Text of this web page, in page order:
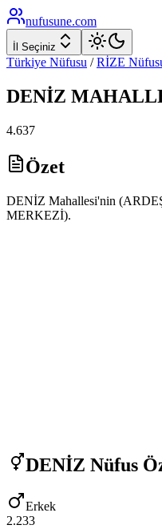
nufusune.com
İl Seçiniz
Türkiye Nüfusu / RİZE
DENİZ
4.637
Özet
DENİZ Mahallesi'nin
MERKEZİ).
DENİZ Nüfus
Erkek
2.233